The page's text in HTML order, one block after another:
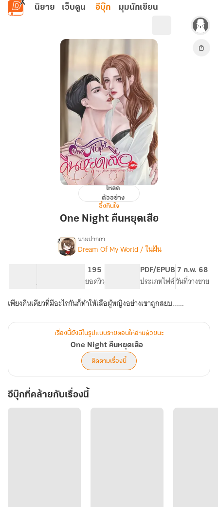
ข้ามไปยังเนื้อหาหลัก
นิยาย เว็บตูน อีบุ๊ก มุมนักเขียน
คืน
เสือ
โหลด
ตัวอย่าง
ซึ้งกินใจ
One Night คืนหยุดเสือ
เรื่องOne
นามปากกา
Dream Of My World / ในฝัน
จำนวนคำ จำนวนหน้า (A5)
195
ยอดวิวระดับเนื้อหา
PDF/EPUB
ประเภทไฟล์
7 ก.พ. 68
วันที่วางขาย
เพียงคืนเดียวที่มีอะไรกันก็ทำให้เสือผู้หญิงอย่างเขาถูกสยบ......
เรื่องนี้ยังมีในรูปแบบรายตอนให้อ่านด้วยนะ
One Night คืนหยุดเสือ
ติดตามเรื่องนี้
อีบุ๊กที่คล้ายกับเรื่องนี้